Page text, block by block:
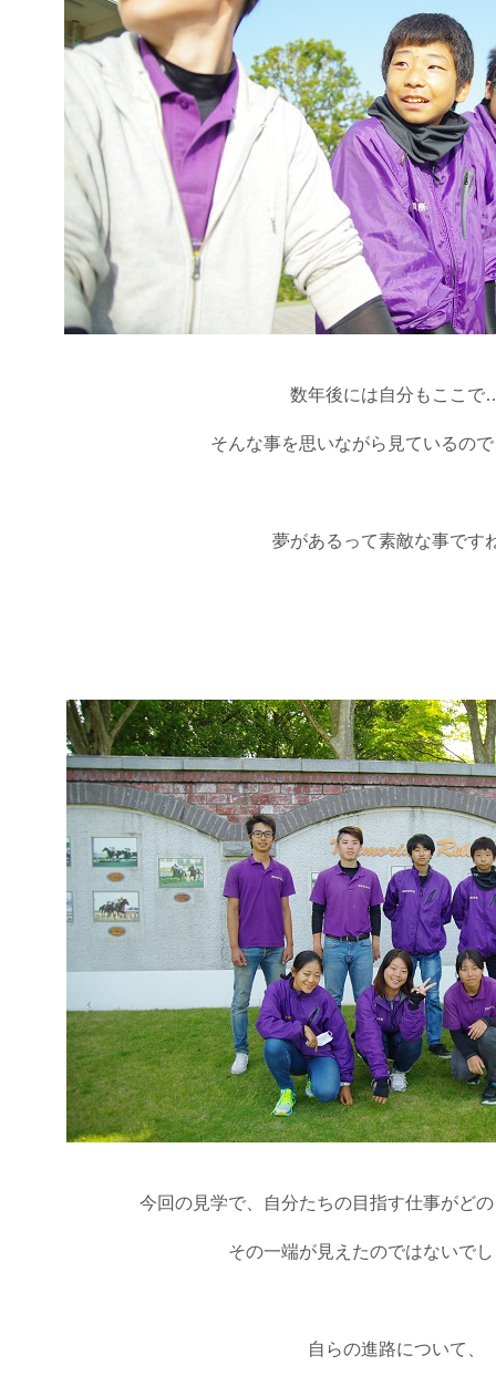
数年後には自分もここで
そんな事を思いながら見ているの
夢があるって素敵な事です
今回の見学で、自分たちの目指す仕事がど
その一端が見えたのではないで
自らの進路について、